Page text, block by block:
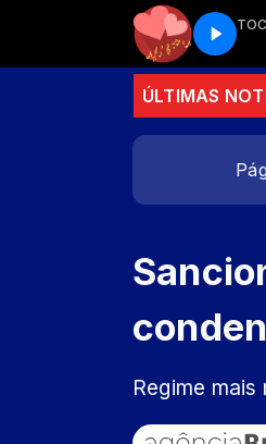
Love hits - Parte 4
ÚLTIMAS
Discord no Brasil
Regime